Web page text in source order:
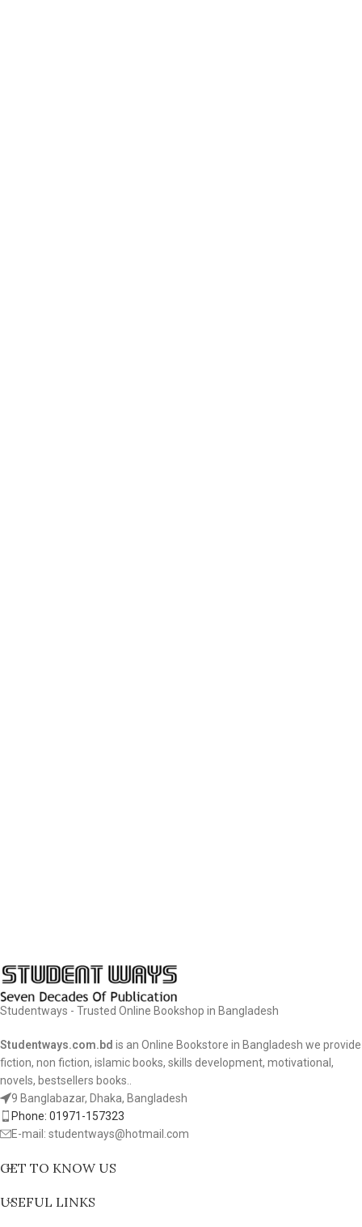
Studentways - Trusted Online Bookshop in Bangladesh
Studentways.com.bd is an Online Bookstore in Bangladesh we provide
fiction, non fiction, islamic books, skills development, motivational,
novels, bestsellers books..
9 Banglabazar, Dhaka, Bangladesh
Phone: 01971-157323
E-mail: studentways@hotmail.com
GET TO KNOW US
USEFUL LINKS